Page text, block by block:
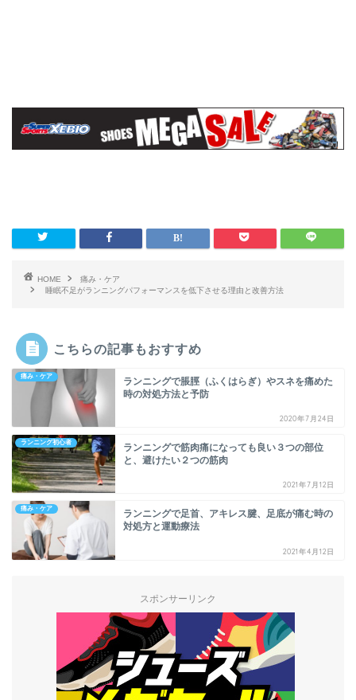
HOME
痛み・ケア
睡眠不足がランニングパフォーマンスを低下させる理由と改善方法
こちらの記事もおすすめ
痛み・ケア
ランニングで脹脛（ふくはらぎ）やスネを痛めた
時の対処方法と予防
2020年7月24日
ランニング初心者
ランニングで筋肉痛になっても良い３つの部位
と、避けたい２つの筋肉
2021年7月12日
痛み・ケア
ランニングで足首、アキレス腱、足底が痛む時の
対処方と運動療法
2021年4月12日
スポンサーリンク